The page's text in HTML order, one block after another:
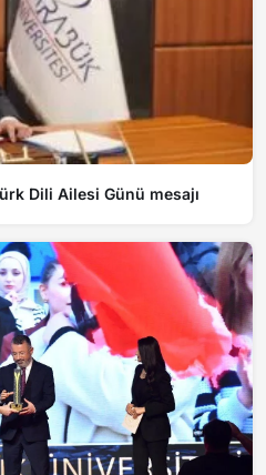
Dili Ailesi Günü mesajı